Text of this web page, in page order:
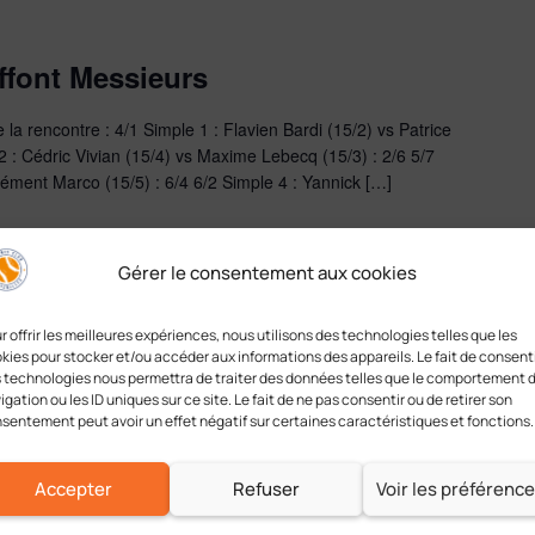
Gérer le consentement aux cookies
offrir les meilleures expériences, nous utilisons des technologies telles que les
pour stocker et/ou accéder aux informations des appareils. Le fait de
technologies nous permettra de traiter des données telles que le comportement
ou les ID uniques sur ce site. Le fait de ne pas consentir ou de retirer son
peut avoir un effet négatif sur certaines caractéristiques et fonctions.
Accepter Refuser Voir les
Messieurs
la rencontre : 4/1 Simple 1 : Flavien Bardi (15/2) vs Patrice
: Cédric Vivian (15/4) vs Maxime Lebecq (15/3) : 2/6 5/7
Marco (15/5) : 6/4 6/2 Simple 4 : Yannick […]
Messieurs
: 3/1 Simple 1 : Nicolas Jolivet (30/1) vs Jean-Michel
Favre-Félix (30/2) vs Sébastien Oswald (30/2) : 6/4 5/7
13) & Cyril Couvin (30/2 - 14) vs Sébastien Arque (30/4 […]